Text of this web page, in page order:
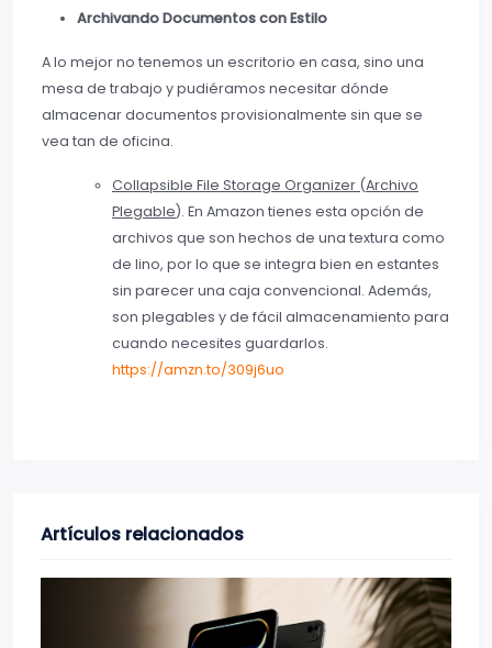
Archivando Documentos con Estilo
A lo mejor no tenemos un escritorio en casa, sino una
mesa de trabajo y pudiéramos necesitar dónde
almacenar documentos provisionalmente sin que se
vea tan de oficina.
Collapsible File Storage Organizer (Archivo
Plegable). En Amazon tienes esta opción de
archivos que son hechos de una textura como
de lino, por lo que se integra bien en estantes
sin parecer una caja convencional. Además,
son plegables y de fácil almacenamiento para
cuando necesites guardarlos.
https://amzn.to/309j6uo
Artículos relacionados